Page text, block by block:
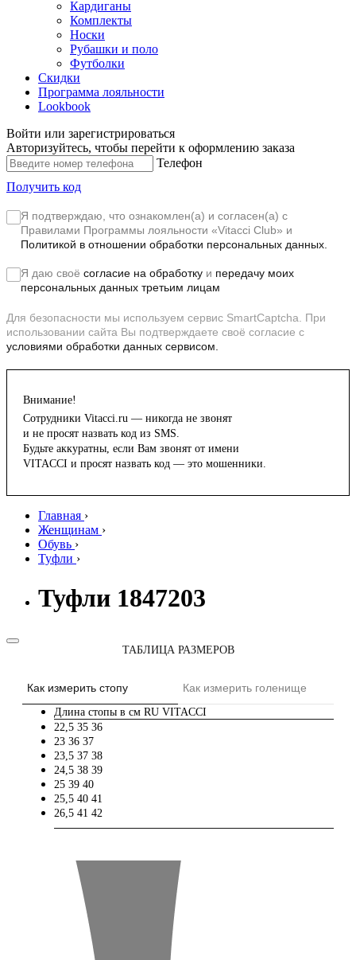
Кардиганы
Комплекты
Носки
Рубашки и поло
Футболки
Скидки
Программа лояльности
Lookbook
Войти или зарегистрироваться
Авторизуйтесь, чтобы перейти к оформлению заказа
Телефон
Получить код
Я подтверждаю, что ознакомлен(а) и согласен(а) с
Правилами Программы лояльности «Vitacci Club» и
Политикой в отношении обработки персональных данных.
Я даю своё согласие на обработку и передачу моих
персональных данных третьим лицам
Для безопасности мы используем сервис SmartCaptcha. При
использовании сайта Вы подтверждаете своё согласие с
условиями обработки данных сервисом.
Внимание!
Сотрудники Vitacci.ru — никогда не звонят
и не просят назвать код из SMS.
Будьте аккуратны, если Вам звонят от имени
VITACCI и просят назвать код — это мошенники.
Главная ›
Женщинам ›
Обувь ›
Туфли ›
Туфли 1847203
ТАБЛИЦА РАЗМЕРОВ
Как измерить стопу Как измерить голенище
Длина стопы в см RU VITACCI
22,5 35 36
23 36 37
23,5 37 38
24,5 38 39
25 39 40
25,5 40 41
26,5 41 42